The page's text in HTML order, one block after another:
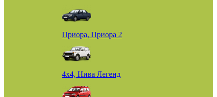
Приора, Приора 2
4х4, Нива Легенд